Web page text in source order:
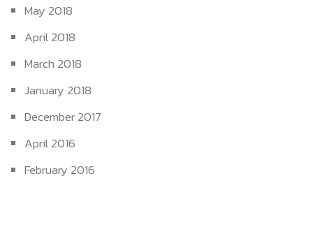
May 2018
April 2018
March 2018
January 2018
December 2017
April 2016
February 2016